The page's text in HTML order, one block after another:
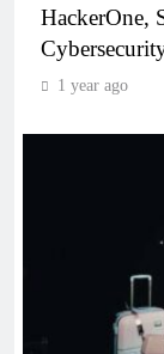
HackerOne,
1 year ago